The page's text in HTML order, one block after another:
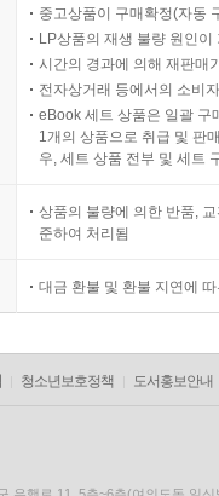
중고상품이 구매확정(자동
LP상품의 재생 불량 원인
시간의 경과에 의해 재판매
전자상거래 등에서의 소비
eBook 세트 상품은 일괄 구
1개의 상품으로 취급 및 판
우, 세트 상품 전부 및 세트
상품의 불량에 의한 반품,
준하여 처리됨
대금 환불 및 환불 지연에
청소년보호정책 도서홍보안내